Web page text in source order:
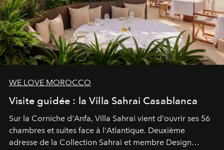
WE LOVE MOROCCO
Visite guidée : la Villa Sahrai Casablanca
Sur la Corniche d'Anfa, Villa Sahrai vient d'ouvrir ses 56
chambres et suites face à l'Atlantique. Deuxième
adresse de la Collection Sahrai et membre Design